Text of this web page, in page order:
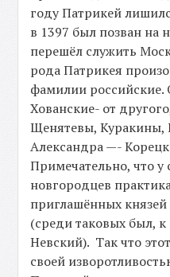
году Патрикей
в 1397 был позван на
перешёл служить
рода Патрикея
фамилии
Хованские- от
Щенятевы, Куракины,
Александра —-
Примечательно, что
новгородцев
приглашённых
(среди таковых был,
Невский). Так что
своей